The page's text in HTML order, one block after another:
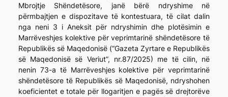
Mbrojtje Shëndetësore, janë bërë ndryshime në
përmbajtjen e dispozitave të kontestuara, të cilat dalin
nga neni 3 i Aneksit për ndryshimin dhe plotësimin e
Marrëveshjes kolektive për veprimtarinë shëndetësore të
Republikës së Maqedonisë (“Gazeta Zyrtare e Republikës
së Maqedonisë së Veriut”, nr.87/2025) me të cilin, në
nenin 73-a të Marrëveshjes kolektive për veprimtarinë
shëndetësore të Republikës së Maqedonisë, ndryshohen
koeficientet e totale për llogaritjen e pagës së drejtorëve